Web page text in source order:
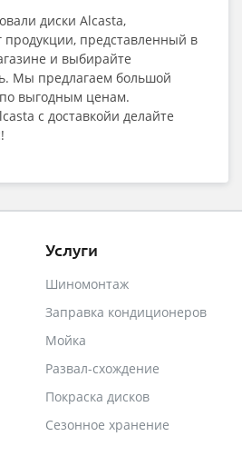
диски Alcasta,
продукции, представленный в
и выбирайте
Мы предлагаем большой
выгодным ценам.
с доставкойи делайте
Услуги
Шиномонтаж
Заправка кондиционеров
Мойка
Развал-схождение
Покраска дисков
Сезонное хранение